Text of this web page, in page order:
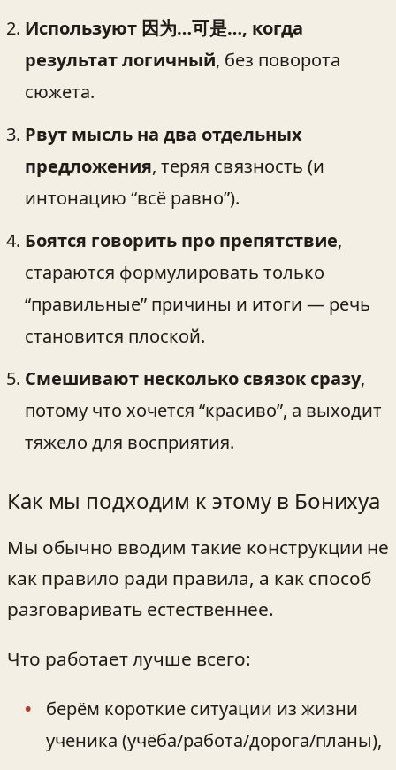
Используют 因为…可是…, когда
результат логичный, без поворота
сюжета.
Рвут мысль на два отдельных
предложения, теряя связность (и
интонацию “всё равно”).
Боятся говорить про препятствие,
стараются формулировать только
“правильные” причины и итоги — речь
становится плоской.
Смешивают несколько связок сразу,
потому что хочется “красиво”, а выходит
тяжело для восприятия.
Как мы подходим к этому в Бонихуа
Мы обычно вводим такие конструкции не
как правило ради правила, а как способ
разговаривать естественнее.
Что работает лучше всего:
берём короткие ситуации из жизни
ученика (учёба/работа/дорога/планы),